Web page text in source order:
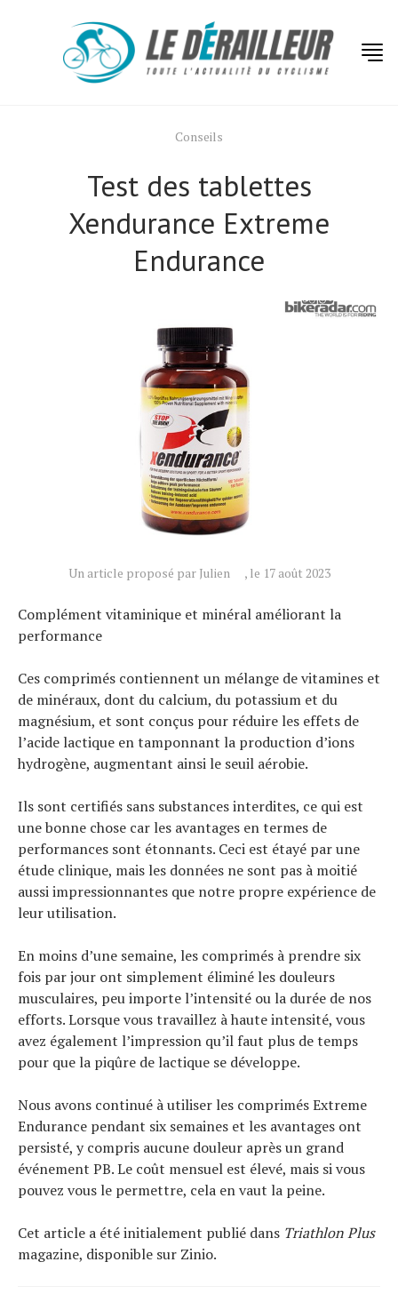
Conseils
Test des tablettes
Xendurance Extreme
Endurance
Un article proposé par Julien , le 17 août 2023
Complément vitaminique et minéral améliorant la
performance
Ces comprimés contiennent un mélange de vitamines et
de minéraux, dont du calcium, du potassium et du
magnésium, et sont conçus pour réduire les effets de
l’acide lactique en tamponnant la production d’ions
hydrogène, augmentant ainsi le seuil aérobie.
Ils sont certifiés sans substances interdites, ce qui est
une bonne chose car les avantages en termes de
performances sont étonnants. Ceci est étayé par une
étude clinique, mais les données ne sont pas à moitié
aussi impressionnantes que notre propre expérience de
leur utilisation.
En moins d’une semaine, les comprimés à prendre six
fois par jour ont simplement éliminé les douleurs
musculaires, peu importe l’intensité ou la durée de nos
efforts. Lorsque vous travaillez à haute intensité, vous
avez également l’impression qu’il faut plus de temps
pour que la piqûre de lactique se développe.
Nous avons continué à utiliser les comprimés Extreme
Endurance pendant six semaines et les avantages ont
persisté, y compris aucune douleur après un grand
événement PB. Le coût mensuel est élevé, mais si vous
pouvez vous le permettre, cela en vaut la peine.
Cet article a été initialement publié dans Triathlon Plus
magazine, disponible sur Zinio.